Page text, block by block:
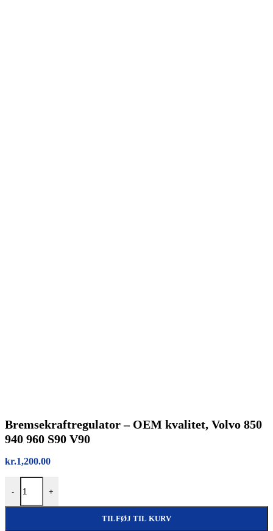
Bremsekraftregulator – OEM kvalitet, Volvo 850
940 960 S90 V90
kr.1,200.00
-
Bremsekraftregulator – OEM kvalitet, Volvo 850 940 960 S90 V90
+
TILFØJ TIL KURV